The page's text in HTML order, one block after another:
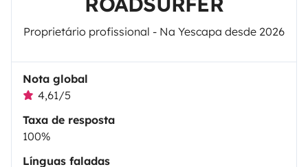
Proprietário profissional - Na Yescapa desde 2026
Nota global
4,61/5
Taxa de resposta
100%
Línguas faladas